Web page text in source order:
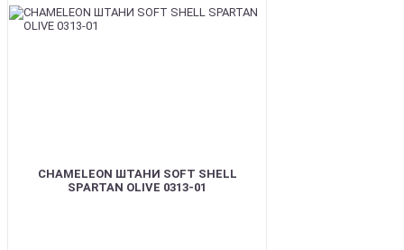
CHAMELEON ШТАНИ SOFT SHELL
SPARTAN OLIVE 0313-01